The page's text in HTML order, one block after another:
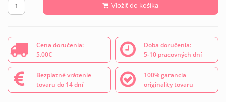
Vložiť do košíka
Cena doručenia:
5.00€
Doba doručenia:
5-10 pracovných dní
Bezplatné vrátenie
tovaru do 14 dní
100% garancia
originality tovaru